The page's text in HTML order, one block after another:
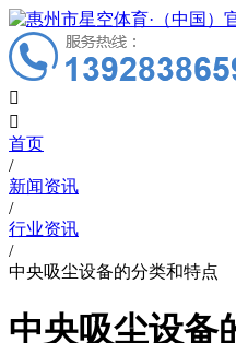


首页
/
新闻资讯
/
行业资讯
/
中央吸尘设备的分类和特点
中央吸尘设备